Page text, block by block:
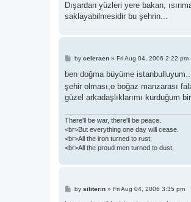
Dışardan yüzleri yere bakan,
saklayabilmesidir bu şehrin...
P
s
by celeraen» Fri Aug 04, 2006 2:22 pm
ben doğma büyüme
şehir olması,o boğaz manzarası
güzel arkadaşlıklarımı kurduğum
There'll be war, there'll be peace.
<br>But everything one day will cease.
<br>All the iron turned to rust;
<br>All the proud men turned to dust.
Pby siliterin» Fri Aug 04, 2006 3:35 pm